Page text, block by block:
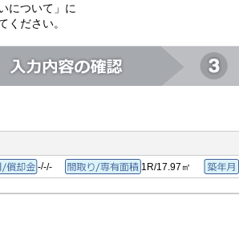
について」に
ください。
保証金/敷引/償却金
-/-/- 間取り/専有面積
1R/17.97㎡